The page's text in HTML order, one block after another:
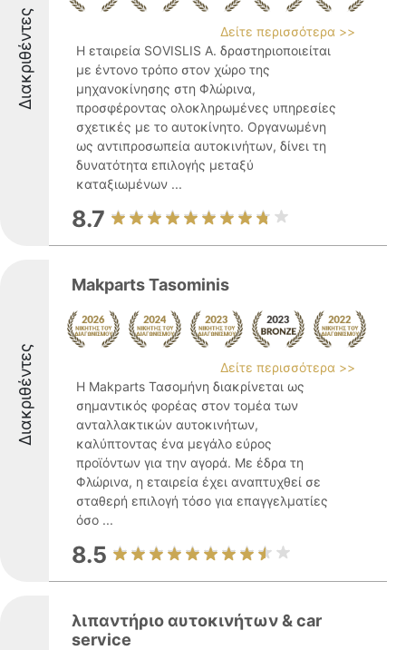
Διακριθέντες
Δείτε περισσότερα >>
Η εταιρεία SOVISLIS Α. δραστηριοποιείται
με έντονο τρόπο στον χώρο της
μηχανοκίνησης στη Φλώρινα,
προσφέροντας ολοκληρωμένες υπηρεσίες
σχετικές με το αυτοκίνητο. Οργανωμένη
ως αντιπροσωπεία αυτοκινήτων, δίνει τη
δυνατότητα επιλογής μεταξύ
καταξιωμένων ...
8.7
Διακριθέντες
Makparts Tasominis
Δείτε περισσότερα >>
Η Makparts Τασομήνη διακρίνεται ως
σημαντικός φορέας στον τομέα των
ανταλλακτικών αυτοκινήτων,
καλύπτοντας ένα μεγάλο εύρος
προϊόντων για την αγορά. Με έδρα τη
Φλώρινα, η εταιρεία έχει αναπτυχθεί σε
σταθερή επιλογή τόσο για επαγγελματίες
όσο ...
8.5
λιπαντήριο αυτοκινήτων & car
service